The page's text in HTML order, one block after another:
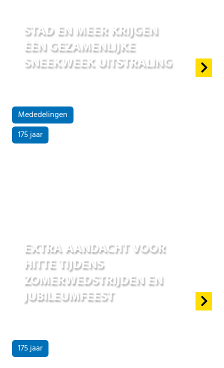
STAD EN MEER KRIJGEN
ÉÉN GEZAMENLIJKE
SNEEKWEEK UITSTRALING
Mededelingen
175 jaar
EXTRA AANDACHT VOOR
HITTE TIJDENS
ZOMERWEDSTRIJDEN EN
JUBILEUMFEEST
175 jaar